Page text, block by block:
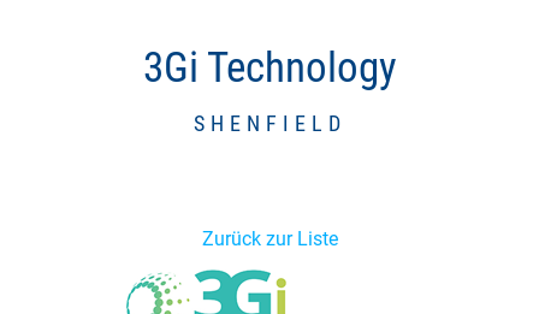
3Gi Technology
SHENFIELD
Zurück zur Liste